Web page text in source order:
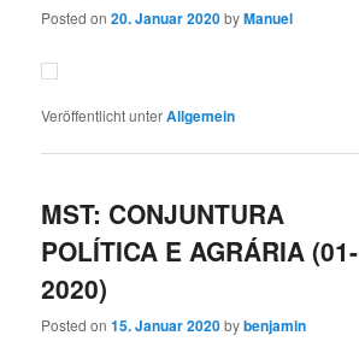
Posted on20. Januar 2020byManuel
Veröffentlicht unterAllgemein
MST: CONJUNTURA
POLÍTICA E AGRÁRIA (01-
2020)
Posted on15. Januar 2020bybenjamin